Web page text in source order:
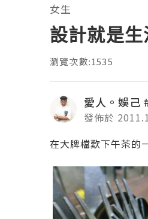
女生
設計就是生
瀏覽次數:1535
愛人。娛己
發佈於
在大牌檔歎下午茶的